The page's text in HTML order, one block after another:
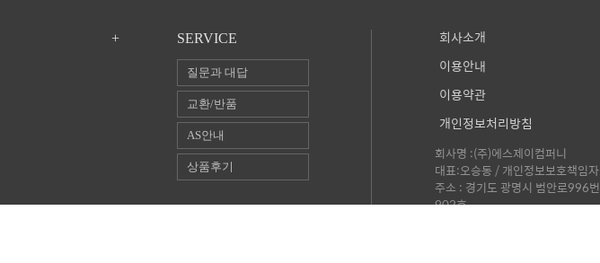
+ SERVICE
질문과 대답
교환/반품
AS안내
상품후기
회사소개
이용안내
이용약관
개인정보처리방침
회사명 :(주)에스제이컴퍼니
대표:오승동 / 개인정보보호책임
주소 : 경기도 광명시 범안로996
902호